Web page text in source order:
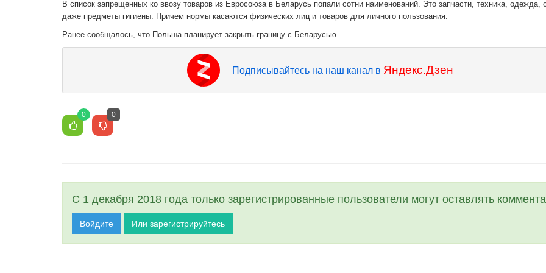
В список запрещенных ко ввозу товаров из Евросоюза в Беларусь попали сотни наименований. Это запчасти, техника, одежда,
даже предметы гигиены. Причем нормы касаются физических лиц и товаров для личного пользования.
Ранее сообщалось, что Польша планирует закрыть границу с Беларусью.
Подписывайтесь на наш канал в Яндекс.Дзен
0 0
С 1 декабря 2018 года только зарегистрированные пользователи могут оставлять
Войдите Или зарегистрируйтесь